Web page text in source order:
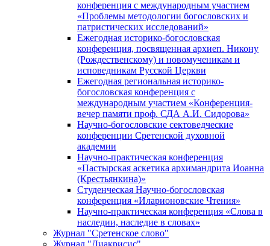
конференция с международным участием
«Проблемы методологии богословских и
патристических исследований»
Ежегодная историко-богословская
конференция, посвященная архиеп. Никону
(Рождественскому) и новомученикам и
исповедникам Русской Церкви
Ежегодная региональная историко-
богословская конференция с
международным участием «Конференция-
вечер памяти проф. СДА А.И. Сидорова»
Научно-богословские сектоведческие
конференции Сретенской духовной
академии
Научно-практическая конференция
«Пастырская аскетика архимандрита Иоанна
(Крестьянкина)»
Студенческая Научно-богословская
конференция «Иларионовские Чтения»
Научно-практическая конференция «Cлова в
наследии, наследие в словах»
Журнал "Сретенское слово"
Журнал "Диакрисис"